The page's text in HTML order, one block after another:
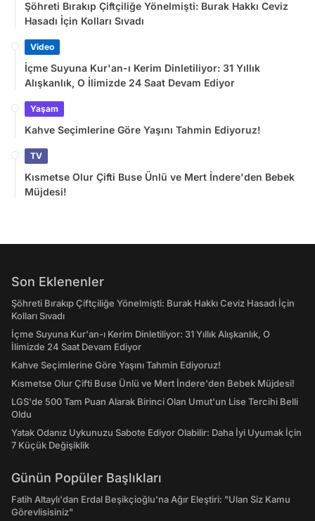
Şöhreti Bırakıp Çiftçiliğe Yönelmişti: Burak Hakkı Ceviz
Hasadı İçin Kolları Sıvadı
Video
İçme Suyuna Kur'an-ı Kerim Dinletiliyor: 31 Yıllık
Alışkanlık, O İlimizde 24 Saat Devam Ediyor
Yaşam
Kahve Seçimlerine Göre Yaşını Tahmin Ediyoruz!
TV
Kısmetse Olur Çifti Buse Ünlü ve Mert İndere'den Bebek
Müjdesi!
Son Eklenenler
Şöhreti Bırakıp Çiftçiliğe Yönelmişti: Burak Hakkı Ceviz Hasadı İçin
Kolları Sıvadı
İçme Suyuna Kur'an-ı Kerim Dinletiliyor: 31 Yıllık Alışkanlık, O
İlimizde 24 Saat Devam Ediyor
Kahve Seçimlerine Göre Yaşını Tahmin Ediyoruz!
Kısmetse Olur Çifti Buse Ünlü ve Mert İndere'den Bebek Müjdesi!
LGS'de 500 Tam Puan Alarak Birinci Olan Umut'un Lise Tercihi Belli
Oldu
Yatak Odanız Uykunuzu Sabote Ediyor Olabilir: Daha İyi Uyumak İçin
7 Küçük Değişiklik
Günün Popüler Başlıkları
Fatih Altaylı'dan Erdal Beşikçioğlu'na Ağır Eleştiri: "Ulan Siz Kamu
Görevlisisiniz"